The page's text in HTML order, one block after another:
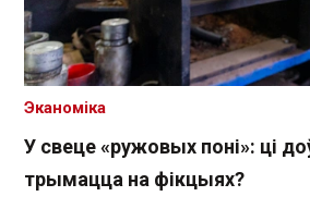
У свеце «ружовых поні»: ці
трымацца на фікцыях?
Эканоміка